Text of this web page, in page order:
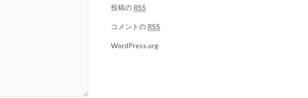
投稿の RSS
コメントの RSS
WordPress.org